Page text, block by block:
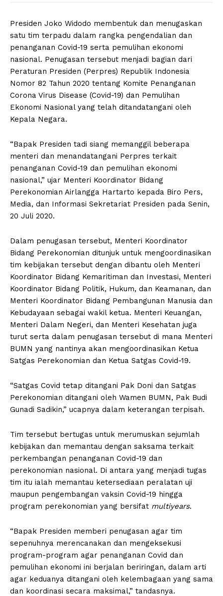
Presiden Joko Widodo membentuk dan menugaskan
satu tim terpadu dalam rangka pengendalian dan
penanganan Covid-19 serta pemulihan ekonomi
nasional. Penugasan tersebut menjadi bagian dari
Peraturan Presiden (Perpres) Republik Indonesia
Nomor 82 Tahun 2020 tentang Komite Penanganan
Corona Virus Disease (Covid-19) dan Pemulihan
Ekonomi Nasional yang telah ditandatangani oleh
Kepala Negara.
“Bapak Presiden tadi siang memanggil beberapa
menteri dan menandatangani Perpres terkait
penanganan Covid-19 dan pemulihan ekonomi
nasional,” ujar Menteri Koordinator Bidang
Perekonomian Airlangga Hartarto kepada Biro Pers,
Media, dan Informasi Sekretariat Presiden pada Senin,
20 Juli 2020.
Dalam penugasan tersebut, Menteri Koordinator
Bidang Perekonomian ditunjuk untuk mengoordinasikan
tim kebijakan tersebut dengan dibantu oleh Menteri
Koordinator Bidang Kemaritiman dan Investasi, Menteri
Koordinator Bidang Politik, Hukum, dan Keamanan, dan
Menteri Koordinator Bidang Pembangunan Manusia dan
Kebudayaan sebagai wakil ketua. Menteri Keuangan,
Menteri Dalam Negeri, dan Menteri Kesehatan juga
turut serta dalam penugasan tersebut di mana Menteri
BUMN yang nantinya akan mengoordinasikan Ketua
Satgas Perekonomian dan Ketua Satgas Covid-19.
“Satgas Covid tetap ditangani Pak Doni dan Satgas
Perekonomian ditangani oleh Wamen BUMN, Pak Budi
Gunadi Sadikin,” ucapnya dalam keterangan terpisah.
Tim tersebut bertugas untuk merumuskan sejumlah
kebijakan dan memantau dengan saksama terkait
perkembangan penanganan Covid-19 dan
perekonomian nasional. Di antara yang menjadi tugas
tim itu ialah memantau ketersediaan peralatan uji
maupun pengembangan vaksin Covid-19 hingga
program perekonomian yang bersifat multiyears.
“Bapak Presiden memberi penugasan agar tim
sepenuhnya merencanakan dan mengeksekusi
program-program agar penanganan Covid dan
pemulihan ekonomi ini berjalan beriringan, dalam arti
agar keduanya ditangani oleh kelembagaan yang sama
dan koordinasi secara maksimal,” tandasnya.